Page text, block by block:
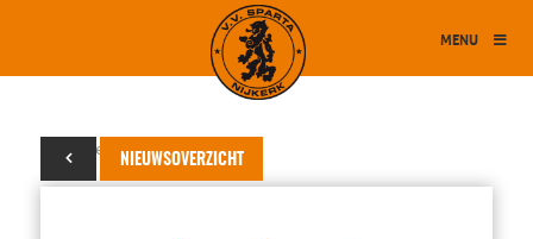
MENU
NIEUWSOVERZICHT
27 september 2024